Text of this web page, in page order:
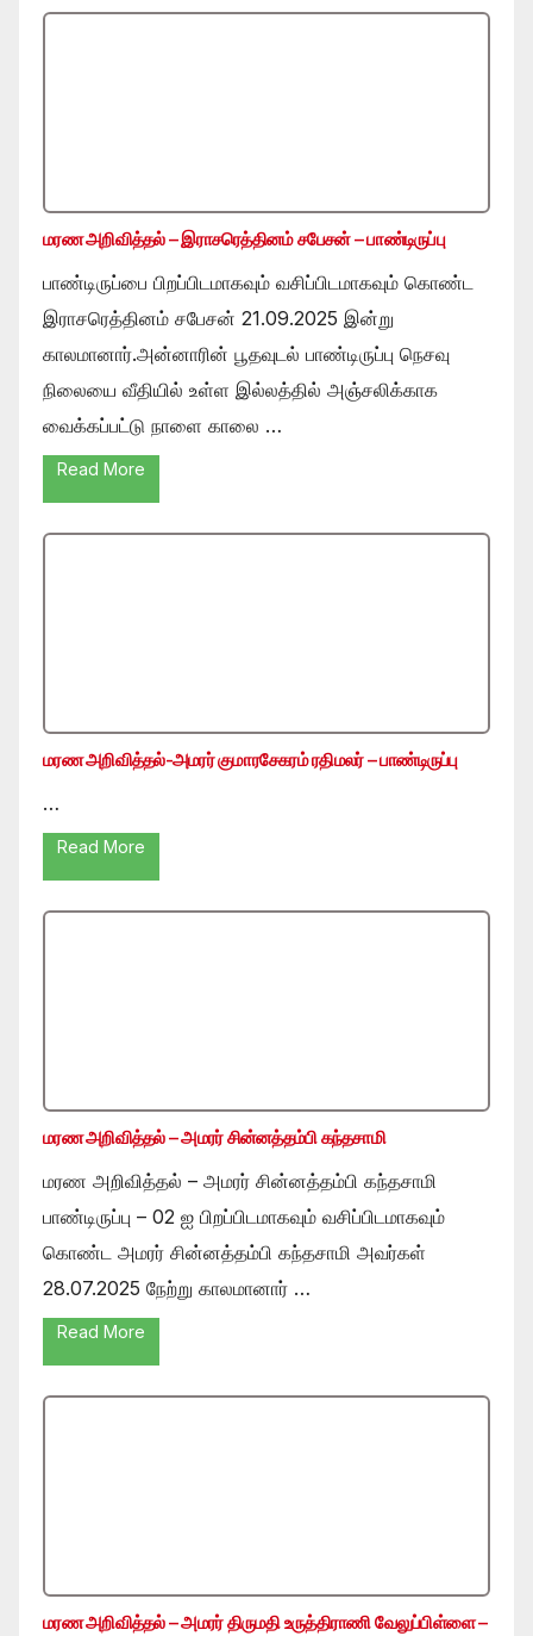
மரண அறிவித்தல் – இராசரெத்தினம் சபேசன் – பாண்டிருப்பு
பாண்டிருப்பை பிறப்பிடமாகவும் வசிப்பிடமாகவும் கொண்ட
இராசரெத்தினம் சபேசன் 21.09.2025 இன்று
காலமானார்.அன்னாரின் பூதவுடல் பாண்டிருப்பு நெசவு
நிலையை வீதியில் உள்ள இல்லத்தில் அஞ்சலிக்காக
வைக்கப்பட்டு நாளை காலை …
Read More
மரண அறிவித்தல்-அமரர் குமாரசேகரம் ரதிமலர் – பாண்டிருப்பு
…
Read More
மரண அறிவித்தல் – அமரர் சின்னத்தம்பி கந்தசாமி
மரண அறிவித்தல் – அமரர் சின்னத்தம்பி கந்தசாமி
பாண்டிருப்பு – 02 ஐ பிறப்பிடமாகவும் வசிப்பிடமாகவும்
கொண்ட அமரர் சின்னத்தம்பி கந்தசாமி அவர்கள்
28.07.2025 நேற்று காலமானார் …
Read More
மரண அறிவித்தல் – அமரர் திருமதி உருத்திராணி வேலுப்பிள்ளை –